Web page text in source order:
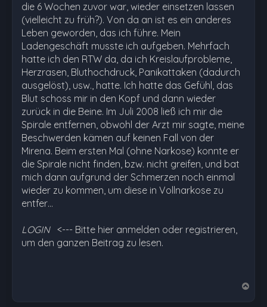
die 6 Wochen zuvor war, wieder einsetzen lassen
(vielleicht zu früh?). Von da an ist es ein anderes
Leben geworden, das ich führe. Mein
Ladengeschäft musste ich aufgeben. Mehrfach
hatte ich den RTW da, da ich Kreislaufprobleme,
Herzrasen, Bluthochdruck, Panikattaken (dadurch
ausgelöst), usw., hatte. Ich hatte das Gefühl, das
Blut schoss mir in den Kopf und dann wieder
zurück in die Beine. Im Juli 2008 ließ ich mir die
Spirale entfernen, obwohl der Arzt mir sagte, meine
Beschwerden kämen auf keinen Fall von der
Mirena. Beim ersten Mal (ohne Narkose) konnte er
die Spirale nicht finden, bzw. nicht greifen, und bat
mich dann aufgrund der Schmerzen noch einmal
wieder zu kommen, um diese in Vollnarkose zu
entfer…
LOGIN <--- Bitte hier anmelden oder registrieren,
um den ganzen Beitrag zu lesen.